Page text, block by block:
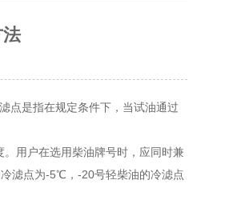
点是指在规定条件下，当试油通过
用户在选用柴油牌号时，应同时兼
滤点为-5℃，-20号轻柴油的冷滤点